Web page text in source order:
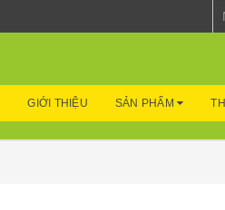
GIỚI THIỆU SẢN PHẨM